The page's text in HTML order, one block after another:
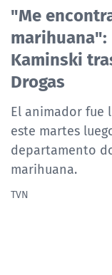
"Me
marihuana":
Kaminski
Drogas
El animador fue
este martes
departamento
marihuana.
TVN